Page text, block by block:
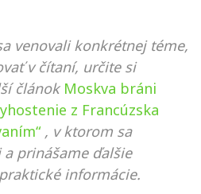
venovali konkrétnej téme,
v čítaní, určite si
článok Moskva bráni
z Francúzska
, v ktorom sa
prinášame ďalšie
informácie.